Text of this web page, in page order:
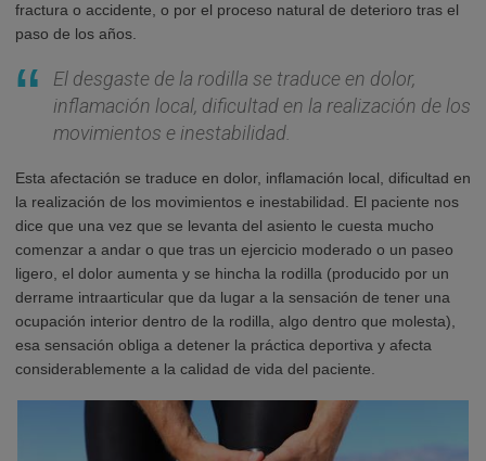
fractura o accidente, o por el proceso natural de deterioro tras el
paso de los años.
El desgaste de la rodilla se traduce en dolor,
inflamación local, dificultad en la realización de los
movimientos e inestabilidad.
Esta afectación se traduce en dolor, inflamación local, dificultad en
la realización de los movimientos e inestabilidad. El paciente nos
dice que una vez que se levanta del asiento le cuesta mucho
comenzar a andar o que tras un ejercicio moderado o un paseo
ligero, el dolor aumenta y se hincha la rodilla (producido por un
derrame intraarticular que da lugar a la sensación de tener una
ocupación interior dentro de la rodilla, algo dentro que molesta),
esa sensación obliga a detener la práctica deportiva y afecta
considerablemente a la calidad de vida del paciente.